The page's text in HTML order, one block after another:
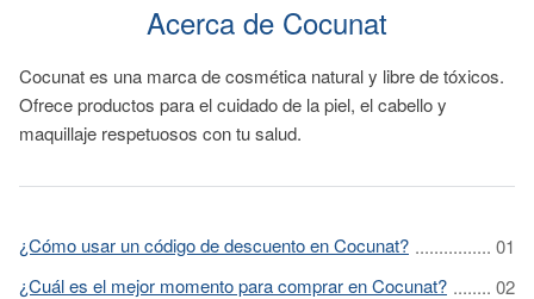
Acerca de Cocunat
Cocunat es una marca de cosmética natural y libre de tóxicos.
Ofrece productos para el cuidado de la piel, el cabello y
maquillaje respetuosos con tu salud.
¿Cómo usar un código de descuento en Cocunat?
¿Cuál es el mejor momento para comprar en Cocunat?